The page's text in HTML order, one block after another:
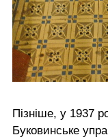
Пізніше, у 1937
Буковинське